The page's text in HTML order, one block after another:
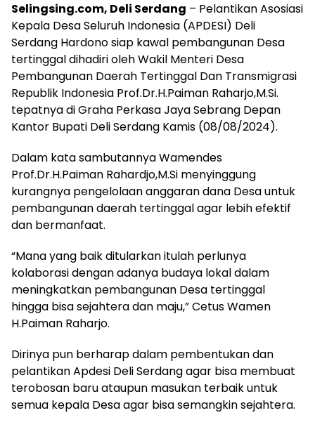
Selingsing.com, Deli Serdang – Pelantikan Asosiasi
Kepala Desa Seluruh Indonesia (APDESI) Deli
Serdang Hardono siap kawal pembangunan Desa
tertinggal dihadiri oleh Wakil Menteri Desa
Pembangunan Daerah Tertinggal Dan Transmigrasi
Republik Indonesia Prof.Dr.H.Paiman Raharjo,M.Si.
tepatnya di Graha Perkasa Jaya Sebrang Depan
Kantor Bupati Deli Serdang Kamis (08/08/2024).
Dalam kata sambutannya Wamendes
Prof.Dr.H.Paiman Rahardjo,M.Si menyinggung
kurangnya pengelolaan anggaran dana Desa untuk
pembangunan daerah tertinggal agar lebih efektif
dan bermanfaat.
“Mana yang baik ditularkan itulah perlunya
kolaborasi dengan adanya budaya lokal dalam
meningkatkan pembangunan Desa tertinggal
hingga bisa sejahtera dan maju,” Cetus Wamen
H.Paiman Raharjo.
Dirinya pun berharap dalam pembentukan dan
pelantikan Apdesi Deli Serdang agar bisa membuat
terobosan baru ataupun masukan terbaik untuk
semua kepala Desa agar bisa semangkin sejahtera.